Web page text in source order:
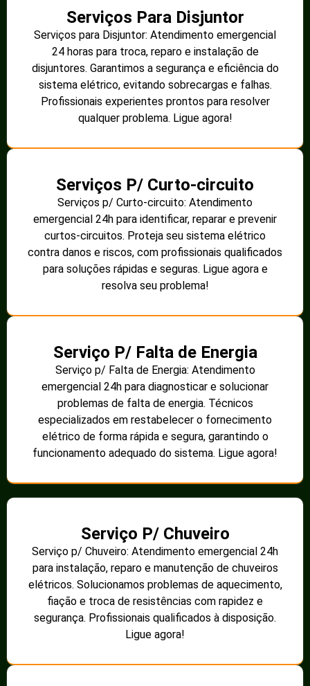
Serviços Para Disjuntor
Serviços para Disjuntor: Atendimento emergencial
24 horas para troca, reparo e instalação de
disjuntores. Garantimos a segurança e eficiência do
sistema elétrico, evitando sobrecargas e falhas.
Profissionais experientes prontos para resolver
qualquer problema. Ligue agora!
Serviços P/ Curto-circuito
Serviços p/ Curto-circuito: Atendimento
emergencial 24h para identificar, reparar e prevenir
curtos-circuitos. Proteja seu sistema elétrico
contra danos e riscos, com profissionais qualificados
para soluções rápidas e seguras. Ligue agora e
resolva seu problema!
Serviço P/ Falta de Energia
Serviço p/ Falta de Energia: Atendimento
emergencial 24h para diagnosticar e solucionar
problemas de falta de energia. Técnicos
especializados em restabelecer o fornecimento
elétrico de forma rápida e segura, garantindo o
funcionamento adequado do sistema. Ligue agora!
Serviço P/ Chuveiro
Serviço p/ Chuveiro: Atendimento emergencial 24h
para instalação, reparo e manutenção de chuveiros
elétricos. Solucionamos problemas de aquecimento,
fiação e troca de resistências com rapidez e
segurança. Profissionais qualificados à disposição.
Ligue agora!